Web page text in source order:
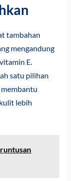
tambahan
mengandung
E.
satu pilihan
lebih